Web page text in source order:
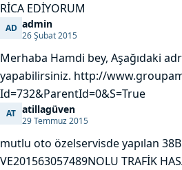
RİCA EDİYORUM
ADadmin
admin
26 Şubat 2015
Merhaba Hamdi bey, Aşağıdaki
yapabilirsiniz. http://
Id=732&ParentId=0&S=True
ATatillagüven
atillagüven
29 Temmuz 2015
mutlu oto özelservisde yapılan
VE201563057489NOLU TRAFİK